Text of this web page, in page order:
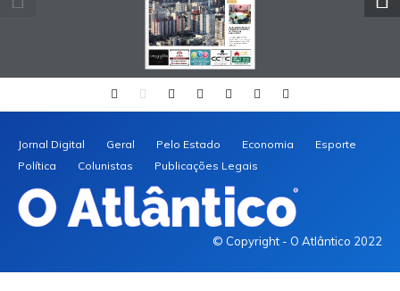
Jornal Digital Geral Pelo Estado Economia
Esporte
Política
Colunistas Publicações Legais
© Copyright - O Atlântico 2022